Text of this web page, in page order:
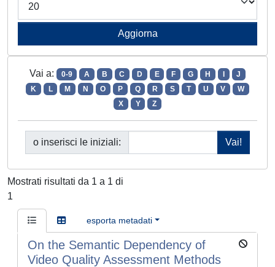
Vai a: 0-9 A B C D E F G H
J
K
L M N O P Q R S T U V
W
X
Y Z
o inserisci le iniziali:
Mostrati risultati da 1 a 1 di
1
esporta metadati
On the Semantic Dependency of
Video Quality Assessment Methods